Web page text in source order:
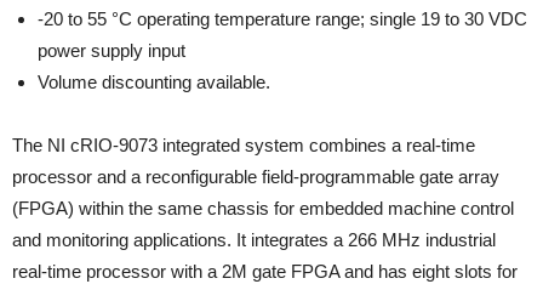
-20 to 55 °C operating temperature range; single 19 to 30 VDC
power supply input
Volume discounting available.
The NI cRIO-9073 integrated system combines a real-time
processor and a reconfigurable field-programmable gate array
(FPGA) within the same chassis for embedded machine control
and monitoring applications. It integrates a 266 MHz industrial
real-time processor with a 2M gate FPGA and has eight slots for